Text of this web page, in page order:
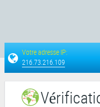
Votre adresse IP:
216.73.216.109